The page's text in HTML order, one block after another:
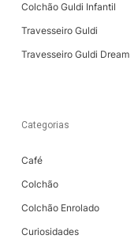
Colchão Guldi Infantil
Travesseiro Guldi
Travesseiro Guldi Dream
Categorias
Café
Colchão
Colchão Enrolado
Curiosidades